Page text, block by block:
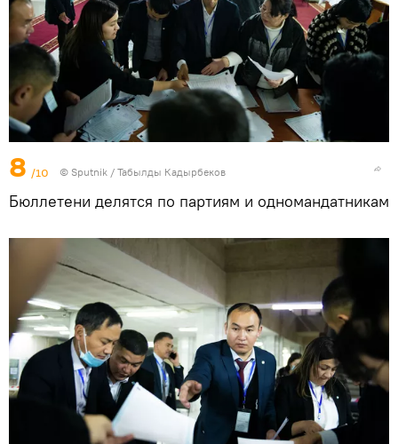
8 /10 © Sputnik / Табылды Кадырбеков
Бюллетени делятся по партиям и одномандатникам